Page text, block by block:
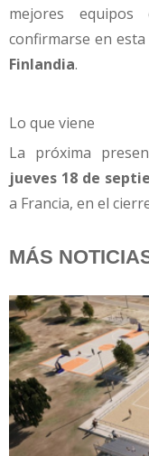
mejores
confirmarse en
Finlandia.
Lo que viene
La próxima
jueves 18 de
a Francia, en el
MÁS